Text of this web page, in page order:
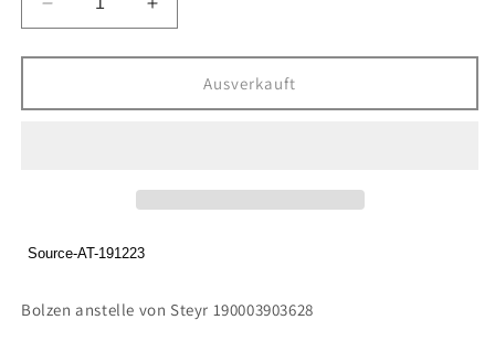
Verringere
die
Menge
Bolzen
190003903628
Erhöhe
die
Menge
Bolzen
Ausverkauft
Source-AT-191223
Bolzen anstelle von Steyr 190003903628